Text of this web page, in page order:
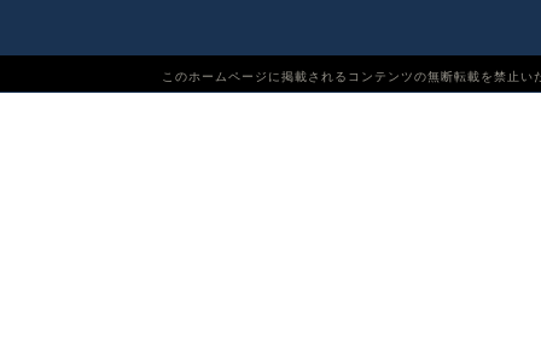
このホームページに掲載されるコンテンツの無断転載を禁